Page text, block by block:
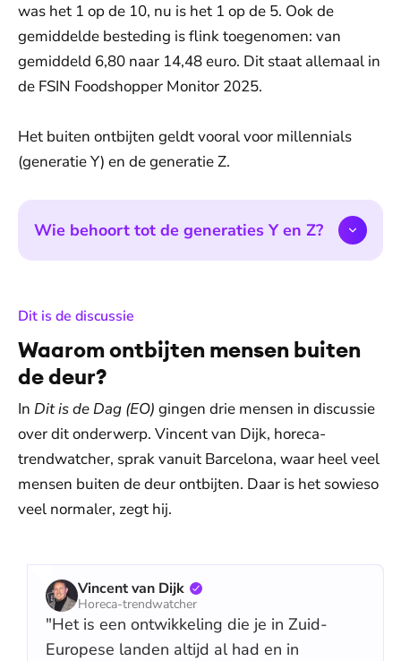
was het 1 op de 10, nu is het 1 op de 5. Ook de
gemiddelde besteding is flink toegenomen: van
gemiddeld 6,80 naar 14,48 euro. Dit staat allemaal in
de FSIN Foodshopper Monitor 2025.
Het buiten ontbijten geldt vooral voor millennials
(generatie Y) en de generatie Z.
Wie behoort tot de generaties Y en Z?
Dit is de discussie
Waarom ontbijten mensen buiten
de deur?
In Dit is de Dag (EO) gingen drie mensen in discussie
over dit onderwerp. Vincent van Dijk, horeca-
trendwatcher, sprak vanuit Barcelona, waar heel veel
mensen buiten de deur ontbijten. Daar is het sowieso
veel normaler, zegt hij.
Vincent van Dijk
Horeca-trendwatcher
"Het is een ontwikkeling die je in Zuid-
Europese landen altijd al had en in